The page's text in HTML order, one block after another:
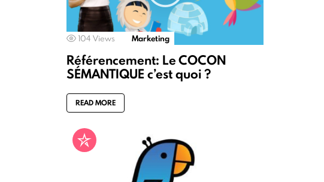
104 Views Marketing
Référencement: Le COCON
SÉMANTIQUE c’est quoi ?
READ MORE